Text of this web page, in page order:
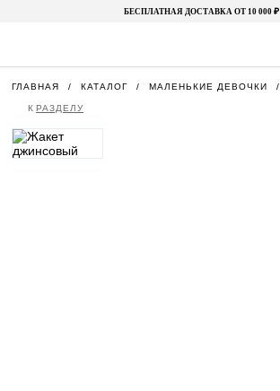
БЕСПЛАТНАЯ ДОСТАВКА ОТ 10 000 ₽
ГЛАВНАЯ КАТАЛОГ МАЛЕНЬКИЕ ДЕВОЧКИ
К РАЗДЕЛУ